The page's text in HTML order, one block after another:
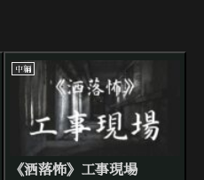
中編
《洒落怖》工事現場